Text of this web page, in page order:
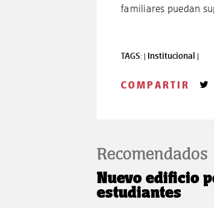
familiares puedan
TAGS: | Institucional |
COMPARTIR
Recomendados
Nuevo edificio
estudiantes